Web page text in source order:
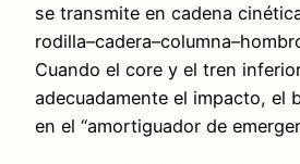
se transmite en cadena
Cuando el core y el tren
adecuadamente el impacto, el
en el “amortiguador de